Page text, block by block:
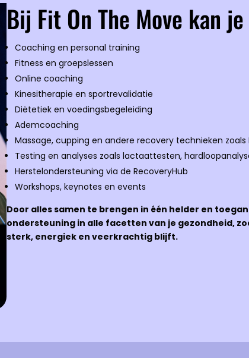
Bij Fit On The Move kan
Coaching en personal training
Fitness en groepslessen
Online coaching
Kinesitherapie en sportrevalidatie
Diëtetiek en voedingsbegeleiding
Ademcoaching
Massage, cupping en andere recovery technieken zoals
Testing en analyses zoals lactaattesten,
Herstelondersteuning via de RecoveryHub
Workshops, keynotes en events
Door alles samen te brengen in één helder en
ondersteuning in alle facetten van je gezondheid,
sterk, energiek en veerkrachtig blijft.